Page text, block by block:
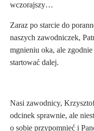
wczorajszy…
Zaraz po starcie do
naszych zawodniczek,
mgnieniu oka, ale
startować dalej.
Nasi zawodnicy,
odcinek sprawnie, ale
o sobie przypomnieć i